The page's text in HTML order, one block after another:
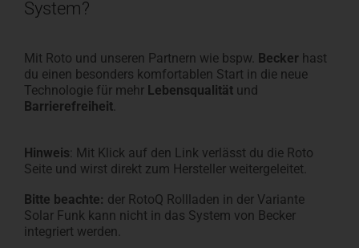
System?
Mit Roto und unseren Partnern wie bspw. Becker hast
du einen besonders komfortablen Start in die neue
Technologie für mehr Lebensqualität und
Barrierefreiheit
Hinweis: Mit Klick auf den Link verlässt du die Roto
Seite und wirst direkt zum Hersteller weitergeleitet.
Bitte beachte: der RotoQ Rollladen in der Variante
Solar Funk kann nicht in das System von Becker
integriert werden.